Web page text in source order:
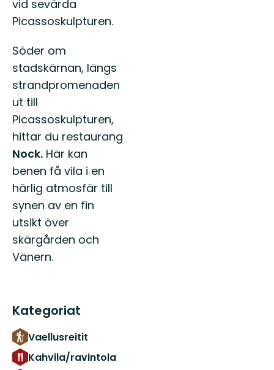
vid sevärda
Picassoskulpturen.
Söder om
stadskärnan, längs
strandpromenaden
ut till
Picassoskulpturen,
hittar du restaurang
Nock. Här kan
benen få vila i en
härlig atmosfär till
synen av en fin
utsikt över
skärgården och
Vänern.
Kategoriat
Vaellusreitit
Kahvila/ravintola